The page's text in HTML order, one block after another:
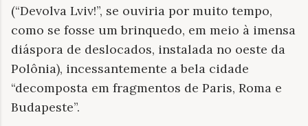
(“Devolva Lviv!”, se ouviria por muito tempo,
como se fosse um brinquedo, em meio à imensa
diáspora de deslocados, instalada no oeste da
Polônia), incessantemente a bela cidade
“decomposta em fragmentos de Paris, Roma e
Budapeste”.